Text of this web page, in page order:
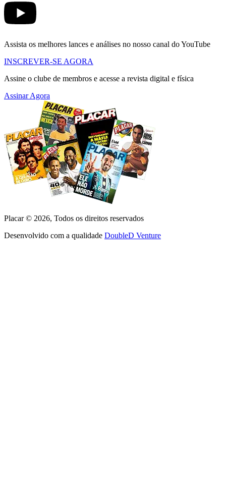
Assista os melhores lances e análises no nosso canal do YouTube
INSCREVER-SE AGORA
Assine o clube de membros e acesse a revista digital e física
Assinar Agora
Placar © 2026, Todos os direitos reservados
Desenvolvido com a qualidade DoubleD Venture